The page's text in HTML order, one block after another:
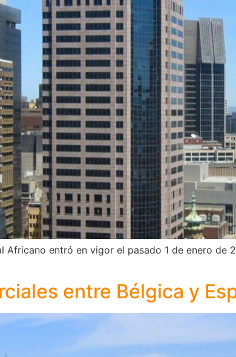
Africano entró en vigor el pasado 1 de enero de
entre Bélgica y